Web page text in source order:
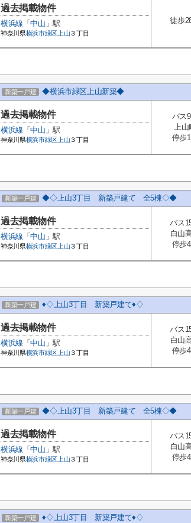
過去掲載物件
横浜線 「中山 」駅
神奈川県横浜市緑区 上山３丁目
徒歩
新築一戸建 ◆横浜市緑区上山新築◆
過去掲載物件
横浜線 「中山 」駅
神奈川県横浜市緑区 上山３丁目
バス
上山
停歩
新築一戸建 ◆◇上山3丁目 新築戸建て 全5棟◇◆
過去掲載物件
横浜線 「中山 」駅
神奈川県横浜市緑区 上山３丁目
バス
白山
停歩
新築一戸建 ♦♢上山3丁目 新築戸建て♦♢
過去掲載物件
横浜線 「中山 」駅
神奈川県横浜市緑区 上山３丁目
バス
白山
停歩
新築一戸建 ◆◇上山3丁目 新築戸建て 全5棟◇◆
過去掲載物件
横浜線 「中山 」駅
神奈川県横浜市緑区 上山３丁目
バス
白山
停歩
新築一戸建 ♦♢上山3丁目 新築戸建て♦♢